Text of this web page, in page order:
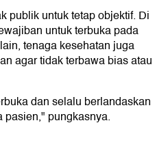
publik untuk tetap objektif. Di
untuk terbuka pada
tenaga kesehatan juga
agar tidak terbawa bias atau
dan selalu berlandaskan
pungkasnya.